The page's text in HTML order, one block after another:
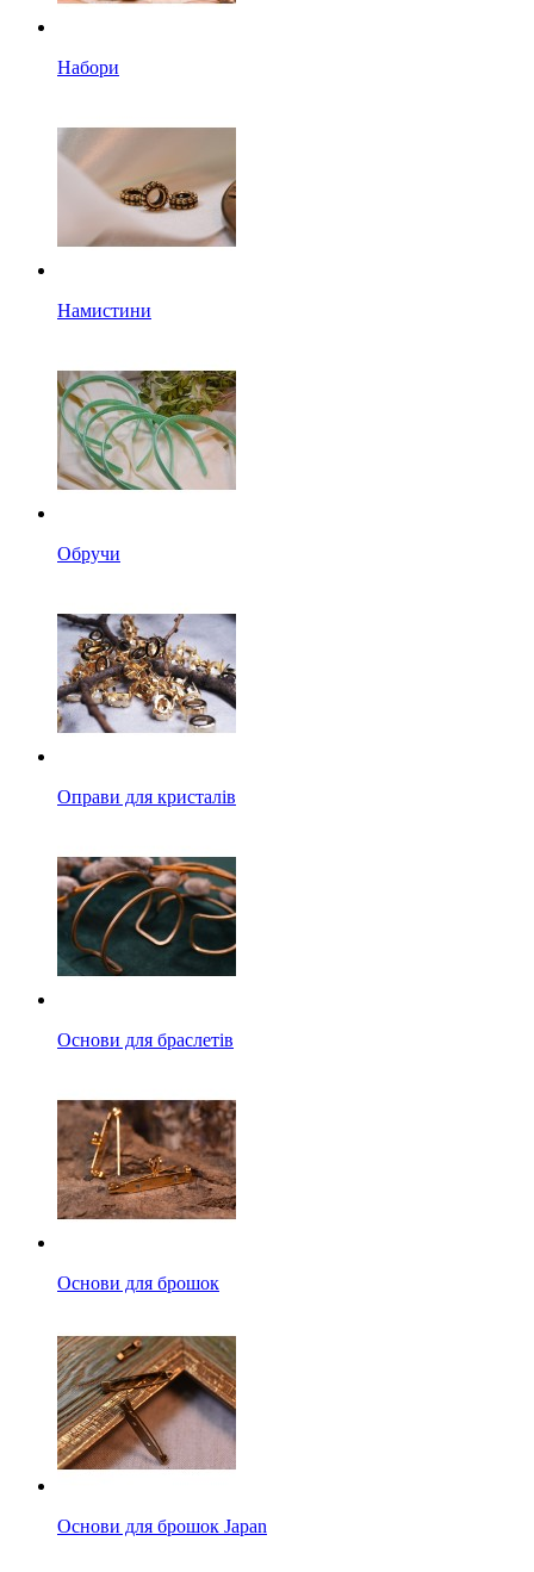
Набори
Намистини
Обручи
Оправи для кристалів
Основи для браслетів
Основи для брошок
Основи для брошок Japan